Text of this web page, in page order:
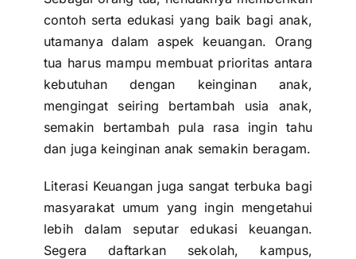
contoh serta edukasi yang baik bagi anak,
utamanya dalam aspek keuangan. Orang
tua harus mampu membuat prioritas antara
kebutuhan dengan keinginan anak,
mengingat seiring bertambah usia anak,
semakin bertambah pula rasa ingin tahu
dan juga keinginan anak semakin beragam.
Literasi Keuangan juga sangat terbuka bagi
masyarakat umum yang ingin mengetahui
lebih dalam seputar edukasi keuangan.
Segeradaftarkan sekolah, kampus,